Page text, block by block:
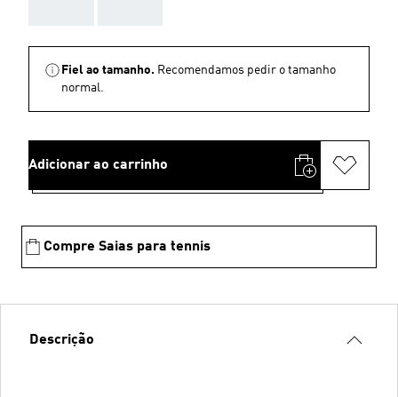
Fiel ao tamanho. Recomendamos pedir o tamanho
normal.
Adicionar ao carrinho
Compre Saias para tennis
Descrição